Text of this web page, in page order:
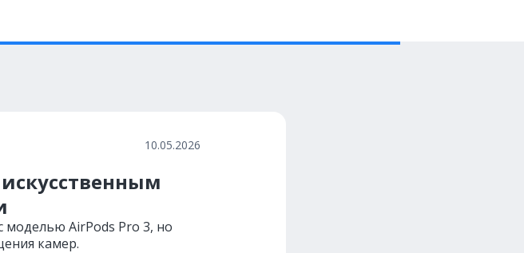
10.05.2026
моделью AirPods Pro 3, но
камер.